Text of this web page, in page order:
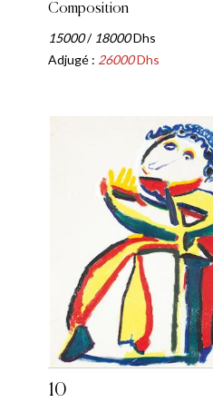
Composition
15000/ 18000Dhs
Adjugé : 26000Dhs
10